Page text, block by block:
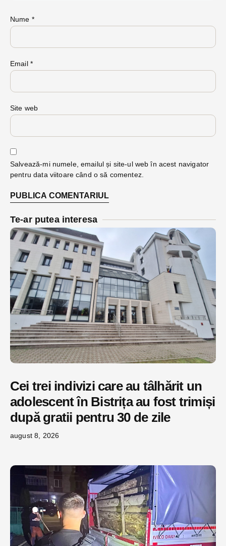
Nume *
Email *
Site web
Salvează-mi numele, emailul și site-ul web în acest navigator
pentru data viitoare când o să comentez.
Te-ar putea interesa
Cei trei indivizi care au tâlhărit un
adolescent în Bistrița au fost trimiși
după gratii pentru 30 de zile
august 8, 2026